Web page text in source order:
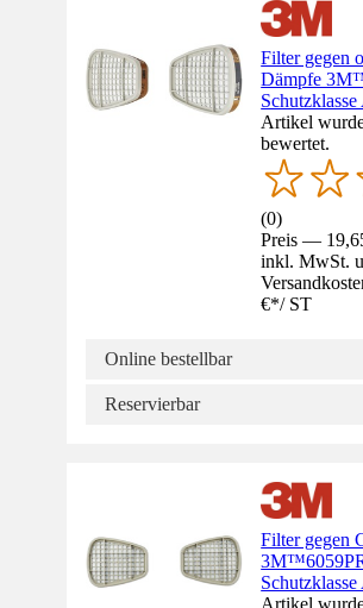
Filter gegen
Dämpfe
Schutzklasse
Artikel
bewertet.
(0)
Preis —
inkl. MwSt.
€*/ ST
Online bestellbar
Reservierbar
Filter gegen
Artikel